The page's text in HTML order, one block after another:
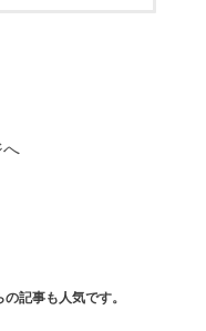
へ
の記事も人気です。